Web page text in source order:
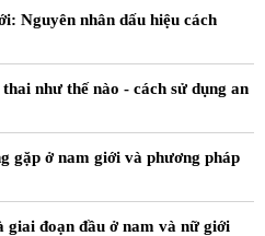
Nguyên nhân dấu hiệu cách
như thế nào - cách sử dụng an
gặp ở nam giới và phương pháp
giai đoạn đầu ở nam và nữ giới